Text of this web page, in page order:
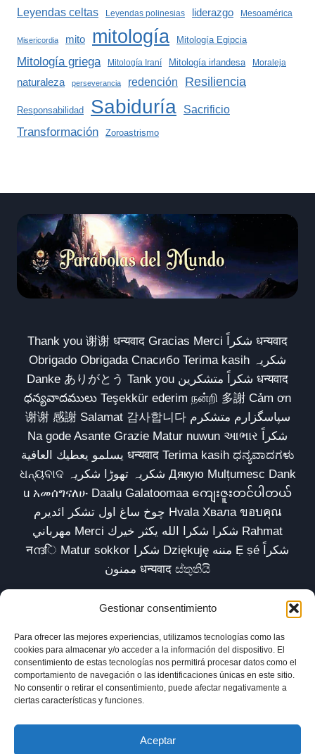
Gestionar consentimiento
Para ofrecer las mejores experiencias, utilizamos tecnologías como las
cookies para almacenar y/o acceder a la información del dispositivo. El
consentimiento de estas tecnologías nos permitirá procesar datos como el
comportamiento de navegación o las identificaciones únicas en este sitio.
No consentir o retirar el consentimiento, puede afectar negativamente a
ciertas características y funciones.
Aceptar
Leyendas celtas Leyendas polinesias liderazgo Mesoamérica
Misericordia mito mitología Mitología Egipcia
Mitología griega Mitología Iraní Mitología irlandesa Moraleja
naturaleza perseverancia redención Resiliencia
Responsabilidad Sabiduría Sacrificio
Transformación Zoroastrismo
Thank you 谢谢 धन्यवाद Gracias Merci شكراً धन्यवाद
Obrigado Obrigada Спасибо Terima kasih شکریہ
Danke ありがとう Tank you شكراً متشكرين धन्यवाद
ధన్యవాదములు Teşekkür ederim நன்றி 多謝 Cảm ơn
谢谢 感謝 Salamat 감사합니다 سپاسگزارم متشکرم
Na gode Asante Grazie Matur nuwun આભાર شكراً
يسلمو يعطيك العافية धन्यवाद Terima kasih ಧನ್ಯವಾದಗಳು
ଧନ୍ୟବାଦ شکریہ تھوڑا شکریہ Дякую Mulțumesc Dank
u አመሰግናለሁ Daalụ Galatoomaa ကျေးဇူးတင်ပါတယ်
چوخ ساغ اول تشکر ائدیرم Hvala Хвала ขอบคุณ
مهرباني Merci شكرا شكرا الله يكثر خيرك Rahmat
नന്ദि Matur sokkor شكرا Dziękuję مننه Ẹ ṣé شكراً
ممنون धन्यवाद ස්තුතියි
Inicio Biblioteca Parábolas TV
Comunidad
Esencia
Blog
Política de privacidad
Aviso legal
Política de cookies (UE)